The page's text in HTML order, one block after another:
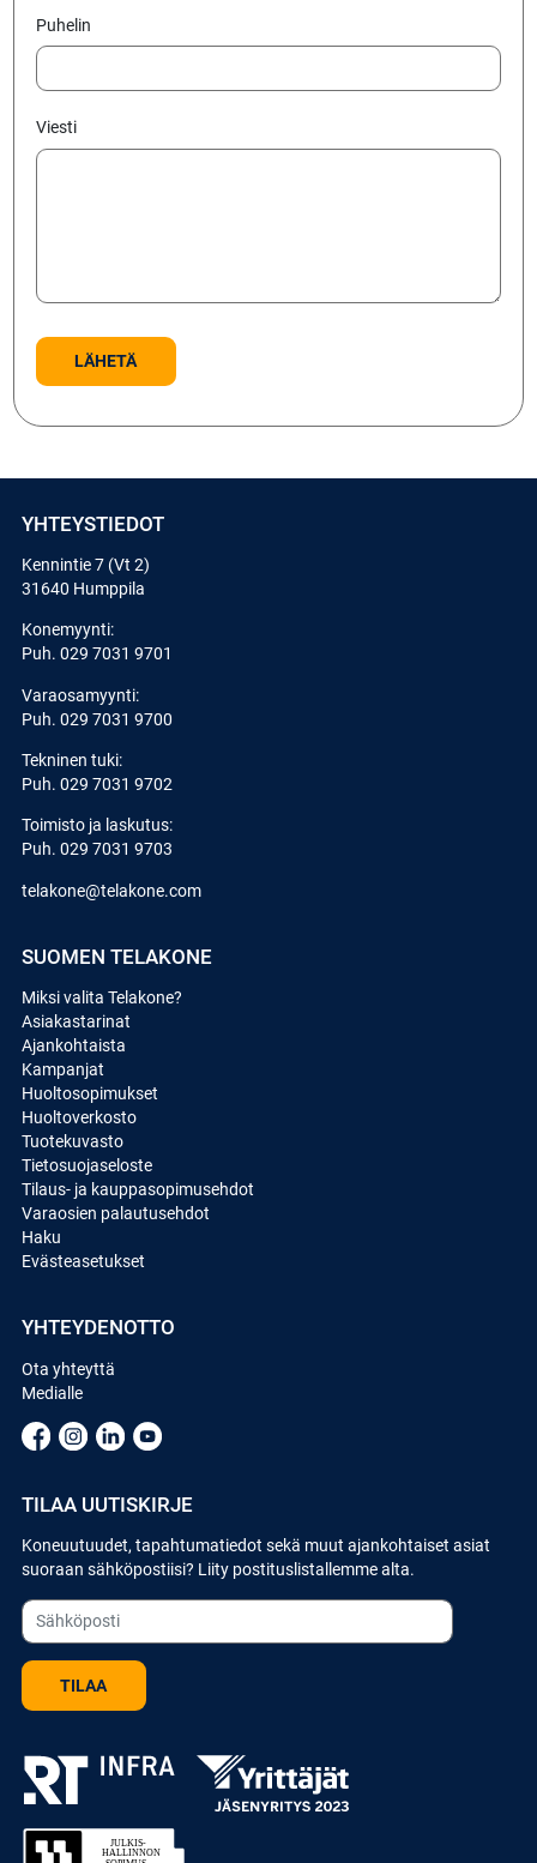
Puhelin
Viesti
YHTEYSTIEDOT
Kennintie 7 (Vt 2)
31640 Humppila
Konemyynti:
Puh. 029 7031 9701
Varaosamyynti:
Puh. 029 7031 9700
Tekninen tuki:
Puh. 029 7031 9702
Toimisto ja laskutus:
Puh. 029 7031 9703
telakone@telakone.com
SUOMEN TELAKONE
Miksi valita Telakone?
Asiakastarinat
Ajankohtaista
Kampanjat
Huoltosopimukset
Huoltoverkosto
Tuotekuvasto
Tietosuojaseloste
Tilaus- ja kauppasopimusehdot
Varaosien palautusehdot
Haku
Evästeasetukset
YHTEYDENOTTO
Ota yhteyttä
Medialle
TILAA UUTISKIRJE
Koneuutuudet, tapahtumatiedot sekä muut ajankohtaiset asiat
suoraan sähköpostiisi? Liity postituslistallemme alta.